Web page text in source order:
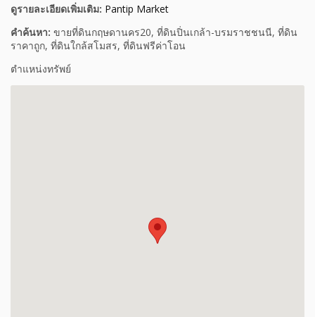
ดูรายละเอียดเพิ่มเติม: Pantip Market
คำค้นหา: ขายที่ดินกฤษดานคร20, ที่ดินปิ่นเกล้า-บรมราชชนนี, ที่ดิน
ราคาถูก, ที่ดินใกล้สโมสร, ที่ดินฟรีค่าโอน
ตำแหน่งทรัพย์